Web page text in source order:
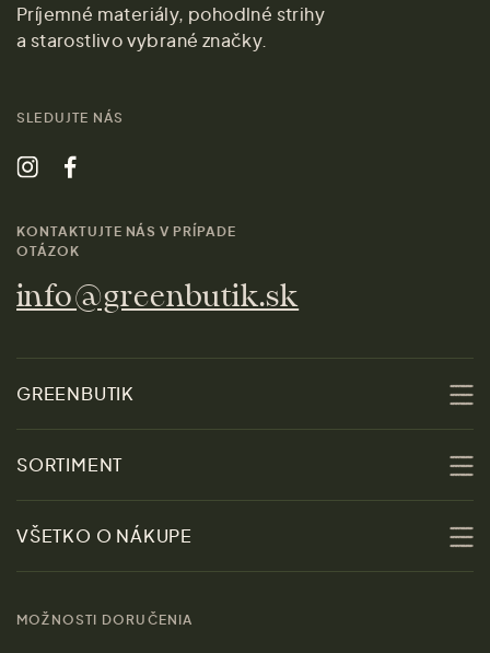
Príjemné materiály, pohodlné strihy
a starostlivo vybrané značky.
SLEDUJTE NÁS
KONTAKTUJTE NÁS V PRÍPADE
OTÁZOK
info@greenbutik.sk
GREENBUTIK
Udržateľnosť
Kontakt
SORTIMENT
Zľavy
Ženy
Muži
VŠETKO O NÁKUPE
MOŽNOSTI DORUČENIA